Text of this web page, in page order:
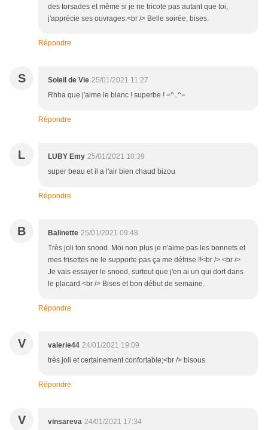
des torsades et même si je ne tricote pas autant que toi,
j'apprécie ses ouvrages.<br /> Belle soirée, bises.
Répondre
S Soleil de Vie 25/01/2021 11:27
Rhha que j'aime le blanc ! superbe ! =^..^=
Répondre
L LUBY Emy 25/01/2021 10:39
super beau et il a l'air bien chaud bizou
Répondre
B Balinette 25/01/2021 09:48
Très joli ton snood. Moi non plus je n'aime pas les bonnets et
mes frisettes ne le supporte pas ça me défrise !!<br /> <br />
Je vais essayer le snood, surtout que j'en ai un qui dort dans
le placard.<br /> Bises et bon début de semaine.
Répondre
V valerie44 24/01/2021 19:09
très joli et certainement confortable;<br /> bisous
Répondre
V vinsareva 24/01/2021 17:34